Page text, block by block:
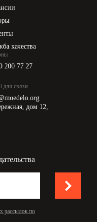
качества
200 77 27
для связи
дом 12,
рассылок по